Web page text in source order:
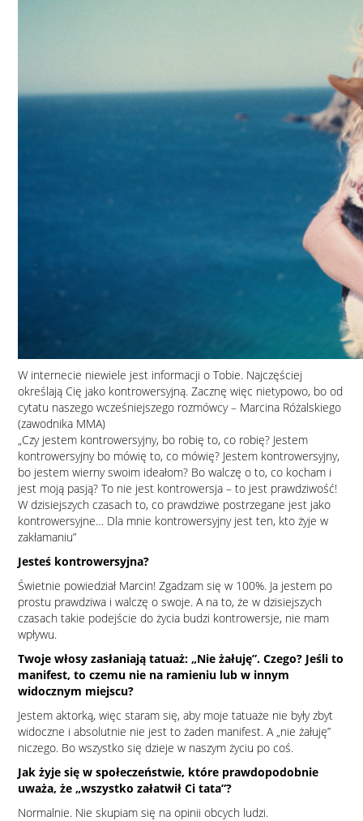
W internecie niewiele jest informacji o Tobie. Najczęściej
określają Cię jako kontrowersyjną. Zacznę więc nietypowo, bo od
cytatu naszego wcześniejszego rozmówcy – Marcina Różalskiego
(zawodnika MMA)
„Czy jestem kontrowersyjny, bo robię to, co robię? Jestem
kontrowersyjny bo mówię to, co mówię? Jestem kontrowersyjny,
bo jestem wierny swoim ideałom? Bo walczę o to, co kocham i
jest moją pasją? To nie jest kontrowersja – to jest prawdziwość!
W dzisiejszych czasach to, co prawdziwe postrzegane jest jako
kontrowersyjne… Dla mnie kontrowersyjny jest ten, kto żyje w
zakłamaniu”
Jesteś kontrowersyjna?
Świetnie powiedział Marcin! Zgadzam się w 100%. Ja jestem po
prostu prawdziwa i walczę o swoje. A na to, że w dzisiejszych
czasach takie podejście do życia budzi kontrowersje, nie mam
wpływu.
Twoje włosy zasłaniają tatuaż: „Nie żałuję”. Czego? Jeśli to
manifest, to czemu nie na ramieniu lub w innym
widocznym miejscu?
Jestem aktorką, więc staram się, aby moje tatuaże nie były zbyt
widoczne i absolutnie nie jest to żaden manifest. A „nie żałuję”
niczego. Bo wszystko się dzieje w naszym życiu po coś.
Jak żyje się w społeczeństwie, które prawdopodobnie
uważa, że „wszystko załatwił Ci tata”?
Normalnie. Nie skupiam się na opinii obcych ludzi.